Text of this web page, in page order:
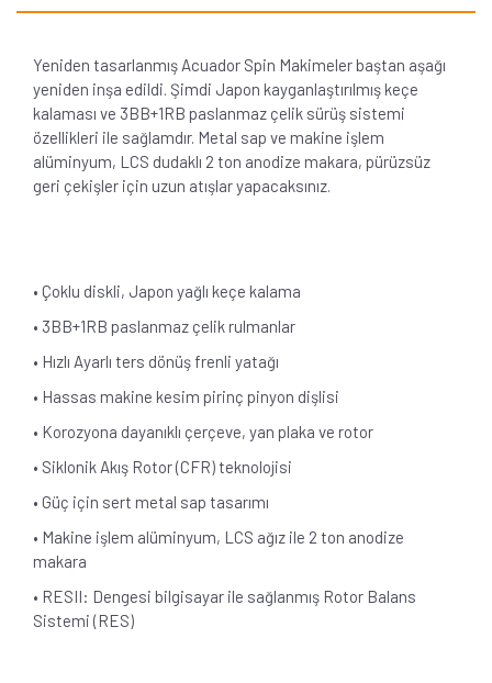
Yeniden tasarlanmış Acuador Spin Makimeler baştan aşağı
yeniden inşa edildi. Şimdi Japon kayganlaştırılmış keçe
kalaması ve 3BB+1RB paslanmaz çelik sürüş sistemi
özellikleri ile sağlamdır. Metal sap ve makine işlem
alüminyum, LCS dudaklı 2 ton anodize makara, pürüzsüz
geri çekişler için uzun atışlar yapacaksınız.
• Çoklu diskli, Japon yağlı keçe kalama
• 3BB+1RB paslanmaz çelik rulmanlar
• Hızlı Ayarlı ters dönüş frenli yatağı
• Hassas makine kesim pirinç pinyon dişlisi
• Korozyona dayanıklı çerçeve, yan plaka ve rotor
• Siklonik Akış Rotor (CFR) teknolojisi
• Güç için sert metal sap tasarımı
• Makine işlem alüminyum, LCS ağız ile 2 ton anodize
makara
• RESII: Dengesi bilgisayar ile sağlanmış Rotor Balans
Sistemi (RES)